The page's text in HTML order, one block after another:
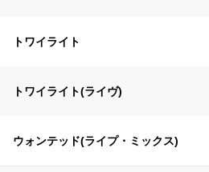
トワイライト
トワイライト(ライヴ)
ウォンテッド(ライプ・ミックス)